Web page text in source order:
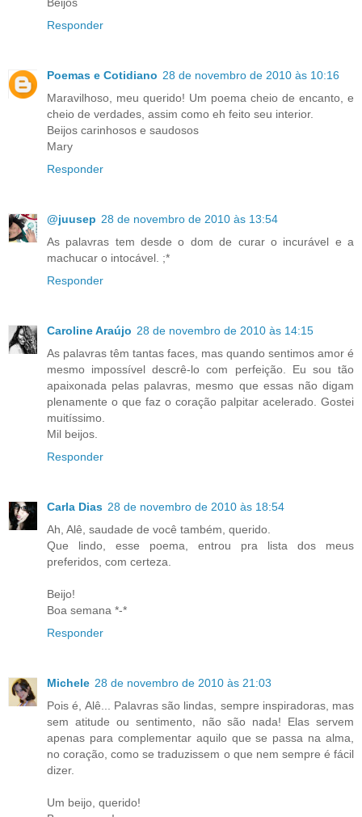
Responder
Poemas e Cotidiano 28 de novembro de 2010 às 10:16
Maravilhoso, meu querido! Um poema cheio de encanto, e
cheio de verdades, assim como eh feito seu interior.
Beijos carinhosos e saudosos
Mary
Responder
@juusep 28 de novembro de 2010 às 13:54
As palavras tem desde o dom de curar o incurável e a
machucar o intocável. ;*
Responder
Caroline Araújo 28 de novembro de 2010 às 14:15
As palavras têm tantas faces, mas quando sentimos amor é
mesmo impossível descrê-lo com perfeição. Eu sou tão
apaixonada pelas palavras, mesmo que essas não digam
plenamente o que faz o coração palpitar acelerado. Gostei
muitíssimo.
Mil beijos.
Responder
Carla Dias 28 de novembro de 2010 às 18:54
Ah, Alê, saudade de você também, querido.
Que lindo, esse poema, entrou pra lista dos meus
preferidos, com certeza.
Beijo!
Boa semana *-*
Responder
Michele 28 de novembro de 2010 às 21:03
Pois é, Alê... Palavras são lindas, sempre inspiradoras, mas
sem atitude ou sentimento, não são nada! Elas servem
apenas para complementar aquilo que se passa na alma,
no coração, como se traduzissem o que nem sempre é fácil
dizer.
Um beijo, querido!